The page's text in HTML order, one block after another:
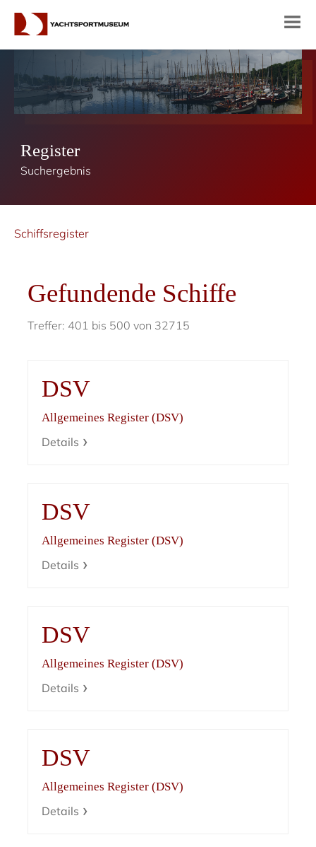
Register
Suchergebnis
Schiffsregister
Gefundende Schiffe
Treffer: 401 bis 500 von 32715
DSV
Allgemeines Register (DSV)
Details
DSV
Allgemeines Register (DSV)
Details
DSV
Allgemeines Register (DSV)
Details
DSV
Allgemeines Register (DSV)
Details